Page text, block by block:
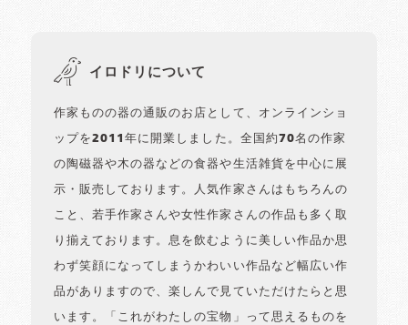
イロドリについて
作家ものの器の通販のお店として、オンラインショ
ップを2011年に開業しました。全国約70名の作家
の陶磁器や木の器などの食器や生活雑貨を中心に展
示・販売しております。人気作家さんはもちろんの
こと、若手作家さんや女性作家さんの作品も多く取
り揃えております。息を飲むように美しい作品か思
わず笑顔になってしまうかわいい作品など幅広い作
品がありますので、楽しんで見ていただけたらと思
います。「これがわたしの宝物」って思えるものを